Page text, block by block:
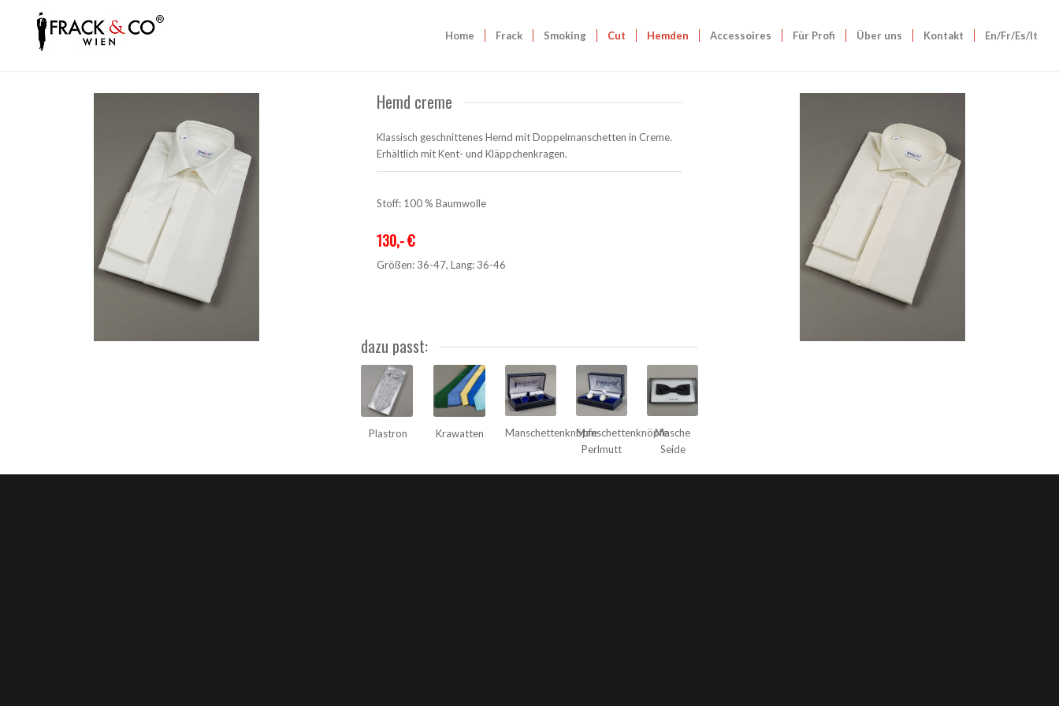
Home Frack Smoking Cut Hemden Accessoires Für Profi Über uns Kontakt En/Fr/Es/It
Hemd creme
Klassisch geschnittenes Hemd mit Doppelmanschetten in Creme.
Erhältlich mit Kent- und Kläppchenkragen.
Stoff: 100 % Baumwolle
130,- €
Größen: 36-47, Lang: 36-46
dazu passt:
Plastron Krawatten ManschettenknöpfeManschettenknöpfe
Perlmutt
Masche
Seide